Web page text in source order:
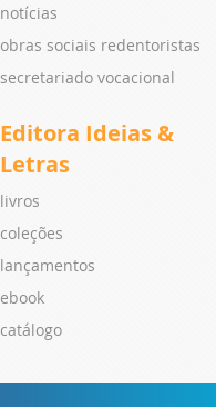
notícias
obras sociais redentoristas
secretariado vocacional
Editora Ideias &
Letras
livros
coleções
lançamentos
ebook
catálogo